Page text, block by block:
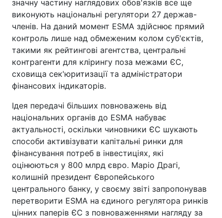
значну частину наглядових обов'язків все ще
виконують національні регулятори 27 держав-
членів. На даний момент ESMA здійснює прямий
контроль лише над обмеженим колом суб'єктів,
такими як рейтингові агентства, центральні
контрагенти для клірингу поза межами ЄС,
сховища сек'юритизації та адміністратори
фінансових індикаторів.
Ідея передачі більших повноважень від
національних органів до ESMA набуває
актуальності, оскільки чиновники ЄС шукають
способи активізувати капітальні ринки для
фінансування потреб в інвестиціях, які
оцінюються у 800 млрд євро. Маріо Драгі,
колишній президент Європейського
центрального банку, у своєму звіті запропонував
перетворити ESMA на єдиного регулятора ринків
цінних паперів ЄС з повноваженнями нагляду за